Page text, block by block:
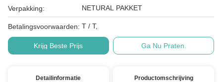
Verpakking: NETURAL PAKKET
Betalingsvoorwaarden: T / T,
Krijg Beste Prijs Ga Nu Praten.
Detailinformatie Productomschrijving